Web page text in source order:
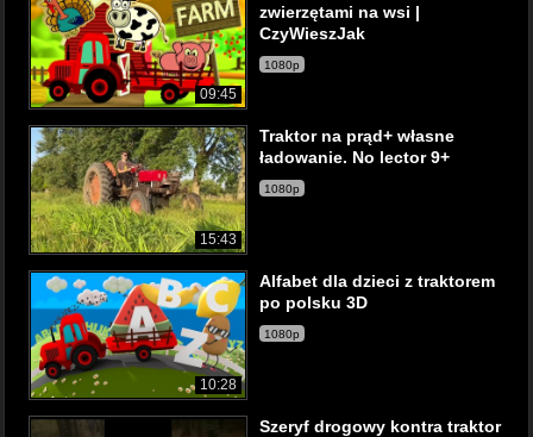
09:45
zwierzętami na wsi |
CzyWieszJak
1080p
15:43
Traktor na prąd+ własne
ładowanie. No lector 9+
1080p
10:28
Alfabet dla dzieci z traktorem
po polsku 3D
1080p
Szeryf drogowy kontra traktor